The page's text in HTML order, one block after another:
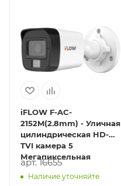
iFLOW F-AC-
2152M(2.8mm) - Уличная
цилиндрическая HD-
TVI камера 5
Мегапиксельная
арт. 16655
Наличие уточняйте